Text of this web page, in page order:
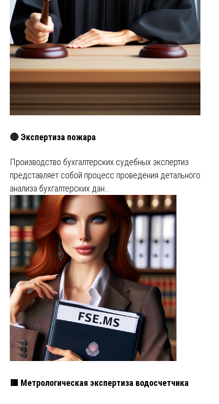
🔴 Экспертиза пожара
Производство бухгалтерских судебных экспертиз
представляет собой процесс проведения детального
анализа бухгалтерских дан…
🟥 Метрологическая экспертиза водосчетчика